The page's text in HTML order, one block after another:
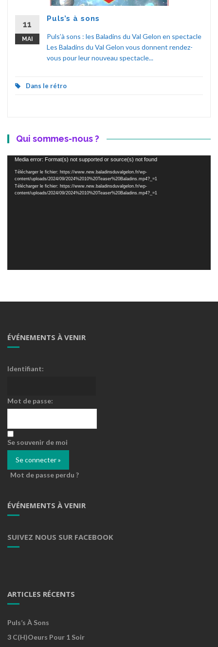
11
MAI
Puls’s à sons
Puls’à sons : les Baladins du Val Gelon en spectacle
Les Baladins du Val Gelon vous donnent rendez-
vous pour leur nouveau spectacle...
Dans le rétro
Qui sommes-nous ?
Lecteur
vidéo
Media error: Format(s) not supported or source(s) not found
Télécharger le fichier: https://www.new.baladinsduvalgelon.fr/wp-
content/uploads/2024/09/2024%2010%20Teaser%20Baladins.mp4?_=1
Télécharger le fichier: https://www.new.baladinsduvalgelon.fr/wp-
content/uploads/2024/09/2024%2010%20Teaser%20Baladins.mp4?_=1
ÉVÉNEMENTS À VENIR
Identifiant:
Mot de passe:
Se souvenir de moi
Mot de passe perdu ?
ÉVÉNEMENTS À VENIR
SUIVEZ NOUS SUR FACEBOOK
ARTICLES RÉCENTS
Puls’s À Sons
3 C(h)oeurs Pour 1 Soir